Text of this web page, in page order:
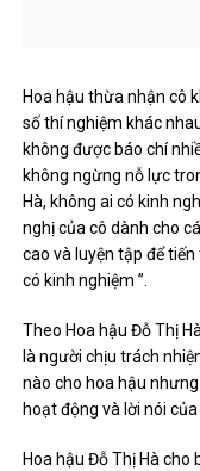
Hoa hậu thừa nhận cô
số thí nghiệm khác
không được báo chí
không ngừng nỗ lực
Hà, không ai có kinh
nghị của cô dành cho
cao và luyện tập để
có kinh nghiệm ”.
Theo Hoa hậu Đỗ Thị
là người chịu trách
nào cho hoa hậu
hoạt động và lời nói của
Hoa hậu Đỗ Thị Hà cho